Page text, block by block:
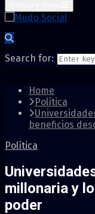
Search for:
Home
Política
beneficios
Política
millonaria y
poder